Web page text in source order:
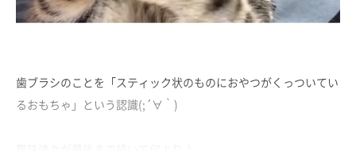
歯ブラシのことを「スティック状のものにおやつがくっついてい
るおもちゃ」という認識(;´∀｀)